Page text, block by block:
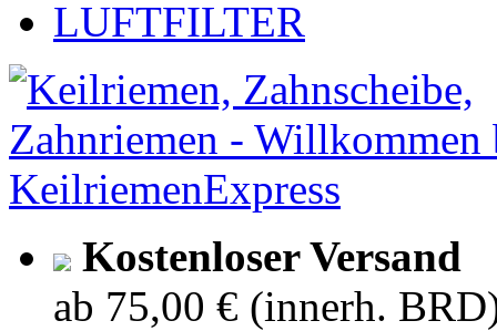
LUFTFILTER
Kostenloser Versand
ab 75,00 € (innerh.